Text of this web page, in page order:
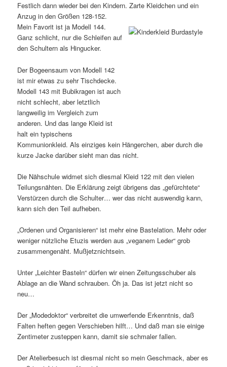
Festlich dann wieder bei den Kindern. Zarte Kleidchen und ein
Anzug in den Größen 128-152.
Mein Favorit ist ja Modell 144.
Ganz schlicht, nur die Schleifen auf
den Schultern als Hingucker.
Der Bogeensaum von Modell 142
ist mir etwas zu sehr Tischdecke.
Modell 143 mit Bubikragen ist auch
nicht schlecht, aber letztlich
langweilig im Vergleich zum
anderen. Und das lange Kleid ist
halt ein typischens
Kommunionkleid. Als einziges kein Hängerchen, aber durch die
kurze Jacke darüber sieht man das nicht.
Die Nähschule widmet sich diesmal Kleid 122 mit den vielen
Teilungsnähten. Die Erklärung zeigt übrigens das „gefürchtete“
Verstürzen durch die Schulter… wer das nicht auswendig kann,
kann sich den Teil aufheben.
„Ordenen und Organisieren“ ist mehr eine Bastelation. Mehr oder
weniger nützliche Etuzis werden aus „veganem Leder“ grob
zusammengenäht. Mußjetznichtsein.
Unter „Leichter Basteln“ dürfen wir einen Zeitungsschuber als
Ablage an die Wand schrauben. Öh ja. Das ist jetzt nicht so
neu…
Der „Modedoktor“ verbreitet die umwerfende Erkenntnis, daß
Falten heften gegen Verschieben hilft… Und daß man sie einige
Zentimeter zusteppen kann, damit sie schmaler fallen.
Der Atelierbesuch ist diesmal nicht so mein Geschmack, aber es